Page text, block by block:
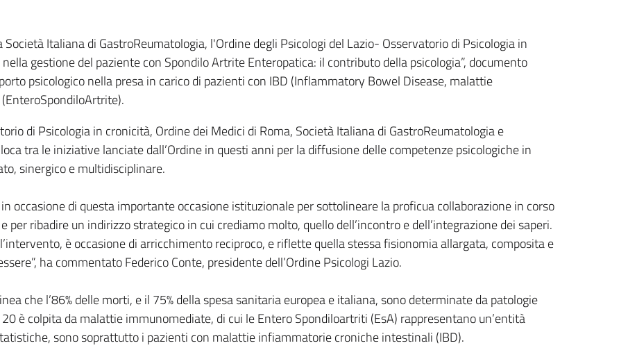
Italiana di GastroReumatologia, l'Ordine degli Psicologi del Lazio- Osservatorio di Psicologia in
gestione del paziente con Spondilo Artrite Enteropatica: il contributo della psicologia”, documento
psicologico nella presa in carico di pazienti con IBD (Inflammatory Bowel Disease, malattie
di Psicologia in cronicità, Ordine dei Medici di Roma, Società Italiana di GastroReumatologia e
tra le iniziative lanciate dall’Ordine in questi anni per la diffusione delle competenze psicologiche in
sinergico e multidisciplinare.
occasione di questa importante occasione istituzionale per sottolineare la proficua collaborazione in corso
per ribadire un indirizzo strategico in cui crediamo molto, quello dell’incontro e dell’integrazione dei saperi.
è occasione di arricchimento reciproco, e riflette quella stessa fisionomia allargata, composita e
ha commentato Federico Conte, presidente dell’Ordine Psicologi Lazio.
che l’86% delle morti, e il 75% della spesa sanitaria europea e italiana, sono determinate da patologie
è colpita da malattie immunomediate, di cui le Entero Spondiloartriti (EsA) rappresentano un’entità
sono soprattutto i pazienti con malattie infiammatorie croniche intestinali (IBD).